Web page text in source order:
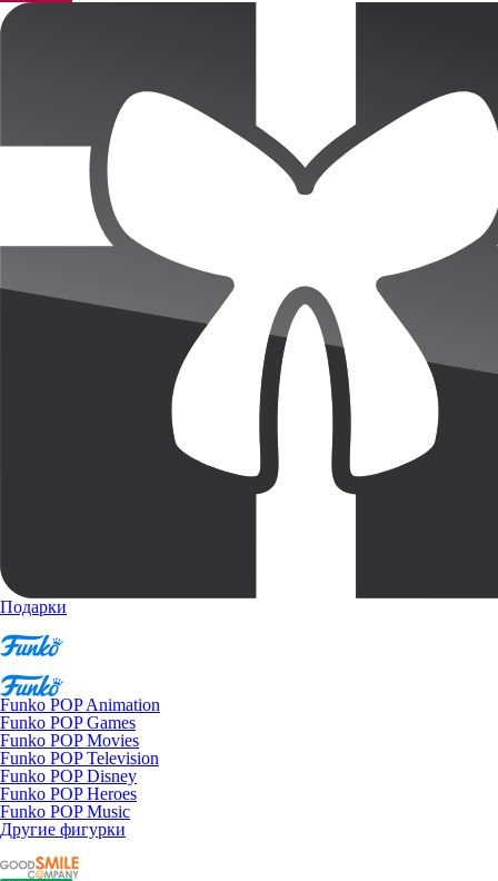
Подарки
Funko POP Animation
Funko POP Games
Funko POP Movies
Funko POP Television
Funko POP Disney
Funko POP Heroes
Funko POP Music
Другие фигурки